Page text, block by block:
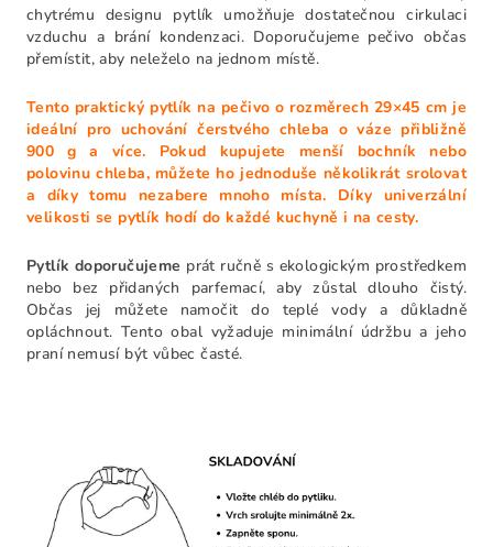
chytrému designu pytlík umožňuje dostatečnou cirkulaci
vzduchu a brání kondenzaci. Doporučujeme pečivo občas
přemístit, aby neleželo na jednom místě.
Tento praktický pytlík na pečivo o rozměrech 29×45 cm je
ideální pro uchování čerstvého chleba o váze přibližně
900 g a více. Pokud kupujete menší bochník nebo
polovinu chleba, můžete ho jednoduše několikrát srolovat
a díky tomu nezabere mnoho místa. Díky univerzální
velikosti se pytlík hodí do každé kuchyně i na cesty.
Pytlík doporučujeme prát ručně s ekologickým prostředkem
nebo bez přidaných parfemací, aby zůstal dlouho čistý.
Občas jej můžete namočit do teplé vody a důkladně
opláchnout. Tento obal vyžaduje minimální údržbu a jeho
praní nemusí být vůbec časté.